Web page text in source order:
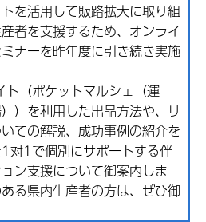
を活用して販路拡大に取り組
者を支援するため、オンライ
ナーを昨年度に引き続き実施
ト（ポケットマルシェ（運
）を利用した出品方法や、リ
ての解説、成功事例の紹介を
対1で個別にサポートする伴
ン支援について御案内しま
る県内生産者の方は、ぜひ御